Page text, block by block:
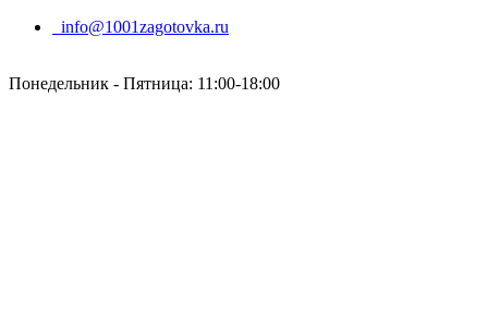
info@1001zagotovka.ru
Понедельник - Пятница: 11:00-18:00